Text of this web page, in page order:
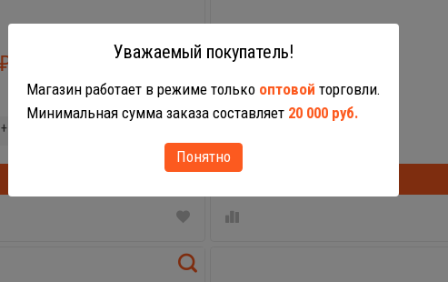
+
349,65
В наличии
Уважаемый покупатель!
Магазин работает в режиме только оптовой торговли.
Минимальная сумма заказа составляет 20 000 руб.
Понятно